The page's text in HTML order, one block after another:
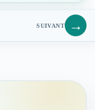
SUIVANT →